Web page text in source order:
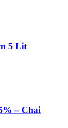
5 Lit
– Chai